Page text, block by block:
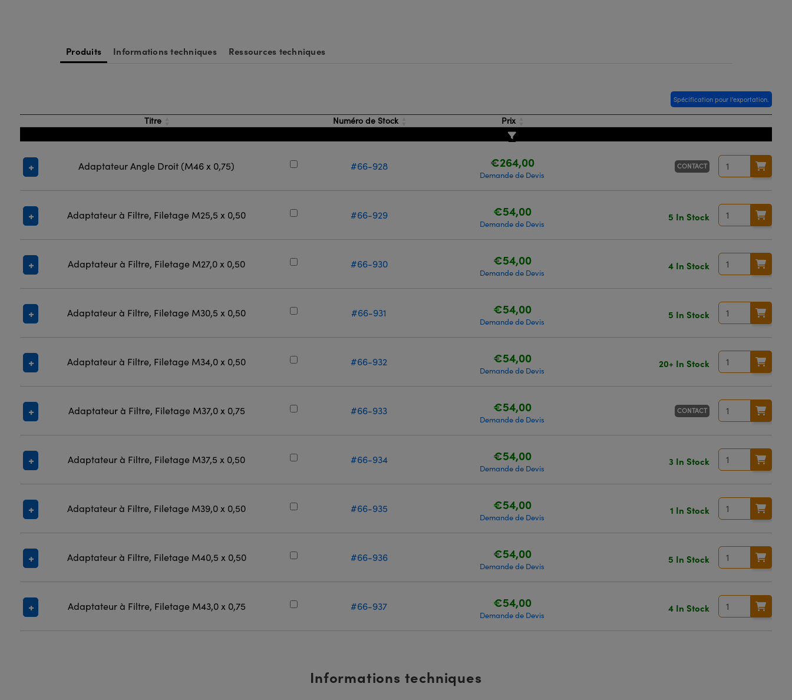
Produits Informations techniques Ressources techniques
Spécification pour l'exportation.
Titre Numéro de Stock Prix
Adaptateur Angle Droit (M46 x 0,75) #66-928 €264,00
Demande de Devis
CONTACT
Adaptateur à Filtre, Filetage M25,5 x 0,50 #66-929 €54,00
Demande de Devis
5 In Stock
Adaptateur à Filtre, Filetage M27,0 x 0,50 #66-930 €54,00
Demande de Devis
4 In Stock
Adaptateur à Filtre, Filetage M30,5 x 0,50 #66-931 €54,00
Demande de Devis
5 In Stock
Adaptateur à Filtre, Filetage M34,0 x 0,50 #66-932 €54,00
Demande de Devis
20+ In Stock
Adaptateur à Filtre, Filetage M37,0 x 0,75 #66-933 €54,00
Demande de Devis
CONTACT
Adaptateur à Filtre, Filetage M37,5 x 0,50 #66-934 €54,00
Demande de Devis
3 In Stock
Adaptateur à Filtre, Filetage M39,0 x 0,50 #66-935 €54,00
Demande de Devis
1 In Stock
Adaptateur à Filtre, Filetage M40,5 x 0,50 #66-936 €54,00
Demande de Devis
5 In Stock
Adaptateur à Filtre, Filetage M43,0 x 0,75 #66-937 €54,00
Demande de Devis
4 In Stock
Informations techniques